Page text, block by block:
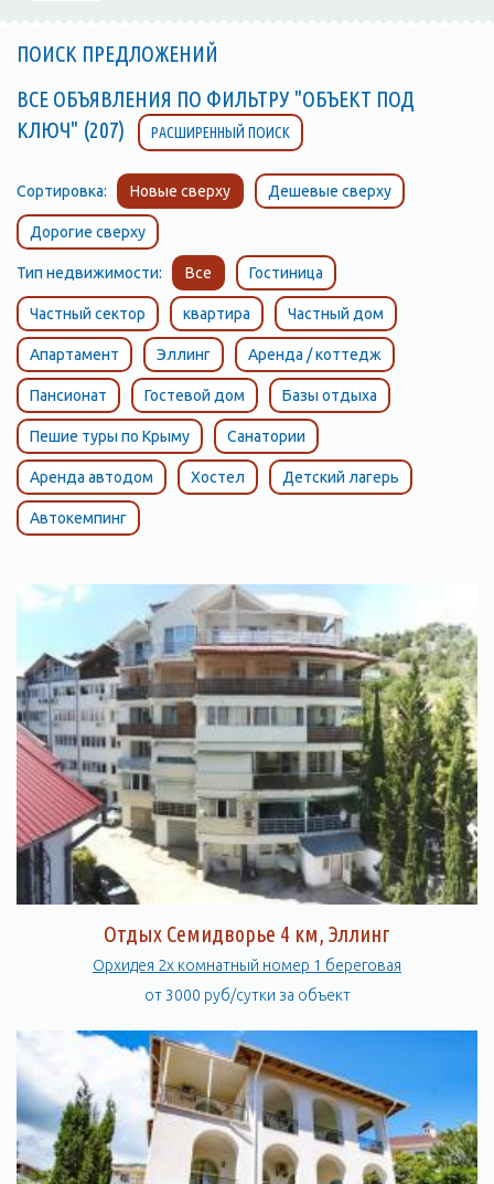
ПОИСК ПРЕДЛОЖЕНИЙ
ВСЕ ОБЪЯВЛЕНИЯ ПО ФИЛЬТРУ "ОБЪЕКТ ПОД
КЛЮЧ" (207)
РАСШИРЕННЫЙ ПОИСК
Сортировка: Новые сверху Дешевые сверху
Дорогие сверху
Тип недвижимости: Все Гостиница
Частный сектор квартира Частный дом
Апартамент Эллинг Аренда / коттедж
Пансионат Гостевой дом Базы отдыха
Пешие туры по Крыму Санатории
Аренда автодом Хостел Детский лагерь
Автокемпинг
Отдых Семидворье 4 км, Эллинг
Орхидея 2х комнатный номер 1 береговая
от 3000 руб/сутки за объект